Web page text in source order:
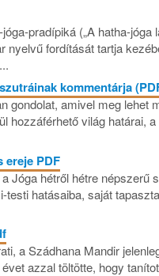
pradípiká („A hatha-jóga
nyelvű fordítását tartja
kommentárja
gondolat, amivel meg lehet
hozzáférhető világ határai,
ereje PDF
Jóga hétről hétre népszerű
hatásaiba, saját
a Szádhana Mandir
azzal töltötte, hogy